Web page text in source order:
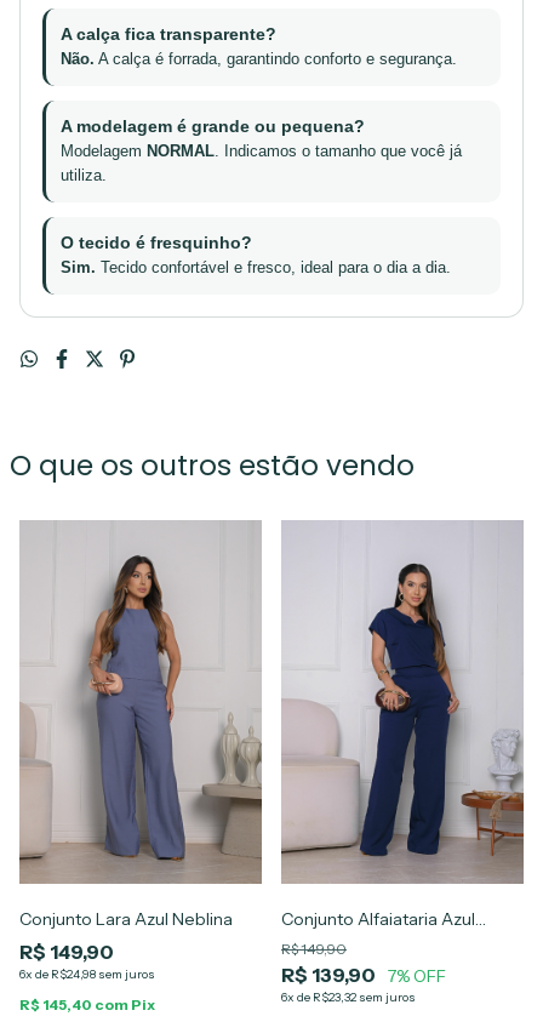
A calça fica transparente?
Não. A calça é forrada, garantindo conforto e segurança.
A modelagem é grande ou pequena?
Modelagem NORMAL. Indicamos o tamanho que você já
utiliza.
O tecido é fresquinho?
Sim. Tecido confortável e fresco, ideal para o dia a dia.
O que os outros estão vendo
Conjunto Lara Azul Neblina
R$ 149,90
6x de R$24,98 sem juros
R$ 145,40 com Pix
Conjunto Alfaiataria Azul
Marinho Alana
R$ 149,90
R$ 139,90 7% OFF
6x de R$23,32 sem juros